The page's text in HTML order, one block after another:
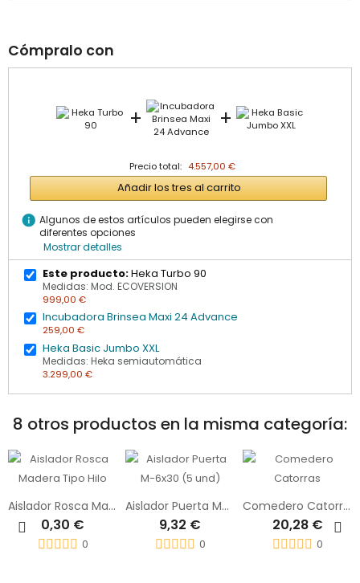
Cómpralo con
+ +
Precio total: 4.557,00 €
Añadir los tres al carrito
info Algunos de estos artículos pueden elegirse con
diferentes opciones
Mostrar detalles
Este producto:Heka Turbo 90
Medidas: Mod. ECOVERSION
999,00 €
Incubadora Brinsea Maxi 24 Advance
259,00 €
Heka Basic Jumbo XXL
Medidas: Heka semiautomática
3.299,00 €
8 otros productos en la misma categoría:
Aislador Rosca Madera Tipo Hilo
0,30 €
0
Aislador Puerta M-6x30 (5 und)
9,32 €
0
Comedero Catorras
20,28 €
0